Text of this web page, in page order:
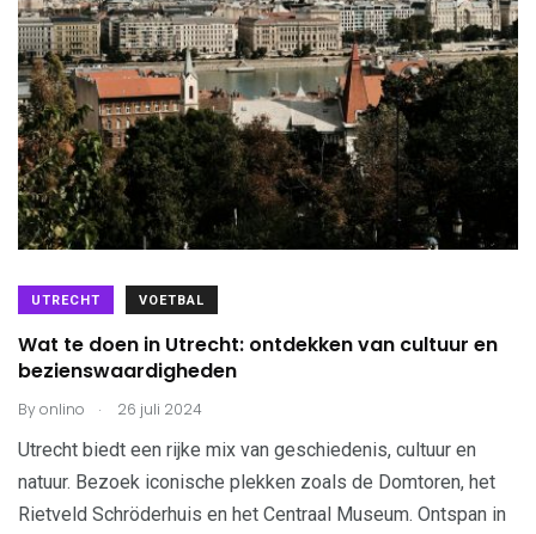
UTRECHT VOETBAL
Wat te doen in Utrecht: ontdekken van cultuur en
bezienswaardigheden
Byonlino . 26 juli 2024
Utrecht biedt een rijke mix van geschiedenis, cultuur en
natuur. Bezoek iconische plekken zoals de Domtoren, het
Rietveld Schröderhuis en het Centraal Museum. Ontspan in